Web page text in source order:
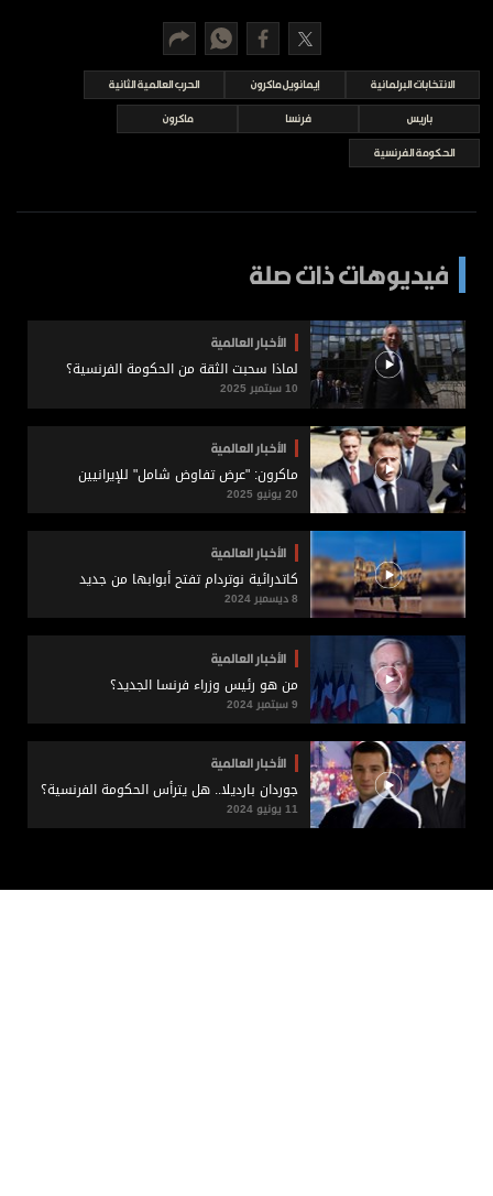
مواقيت الصلاة
الانتخابات البرلمانية إيمانويل ماكرون الحرب العالمية الثانية
باريس فرنسا ماكرون
الحكومة الفرنسية
فيديوهات ذات صلة
الأخبار العالمية
لماذا سحبت الثقة من الحكومة الفرنسية؟
10 سبتمبر 2025
الأخبار العالمية
ماكرون: "عرض تفاوض شامل" للإيرانيين
20 يونيو 2025
الأخبار العالمية
كاتدرائية نوتردام تفتح أبوابها من جديد
8 ديسمبر 2024
الأخبار العالمية
من هو رئيس وزراء فرنسا الجديد؟
9 سبتمبر 2024
الأخبار العالمية
جوردان بارديلا.. هل يترأس الحكومة الفرنسية؟
11 يونيو 2024